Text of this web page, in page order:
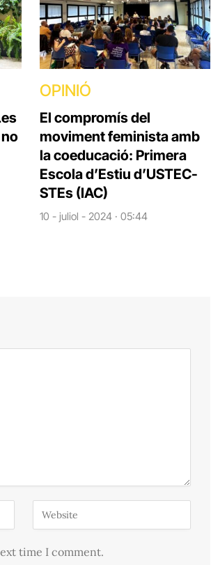
OPINIÓ
El compromís del
moviment feminista amb
la coeducació: Primera
Escola d’Estiu d’USTEC-
STEs (IAC)
10 - juliol - 2024 · 05:44
time I comment.